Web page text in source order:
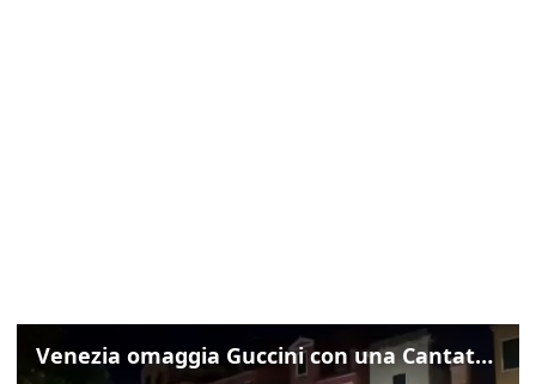
Venezia omaggia Guccini con una Cantata Anarchica in campo Santa Margherita